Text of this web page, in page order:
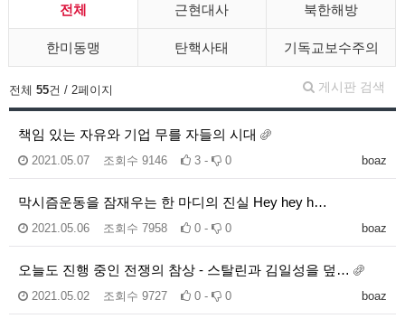
전체 근현대사 북한해방
한미동맹 탄핵사태 기독교보수주의
게시판 검색
전체 55건 / 2페이지
책임 있는 자유와 기업 무를 자들의 시대
boaz
2021.05.07 조회수 9146 3 - 0
막시즘운동을 잠재우는 한 마디의 진실 Hey hey h…
boaz
2021.05.06 조회수 7958 0 - 0
오늘도 진행 중인 전쟁의 참상 - 스탈린과 김일성을 덮…
boaz
2021.05.02 조회수 9727 0 - 0